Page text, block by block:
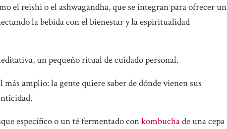
el reishi o el ashwagandha, que se integran para ofrecer un
la bebida con el bienestar y la espiritualidad
un pequeño ritual de cuidado personal.
amplio: la gente quiere saber de dónde vienen sus
específico o un té fermentado conkombuchade una cepa